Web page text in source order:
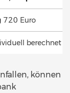
720 Euro
berechnet
können